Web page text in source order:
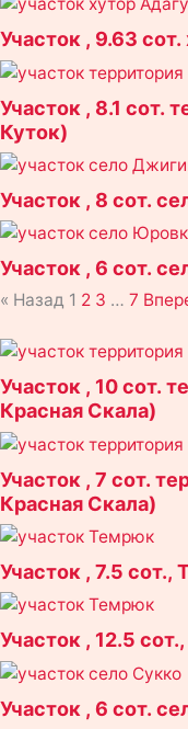
Участок , 9.63
Участок , 8.1 сот.
Куток)
Участок , 8 сот.
Участок , 6 сот.
« Назад 1 2 3 … 7
Участок , 10 сот.
Красная Скала)
Участок , 7 сот.
Красная Скала)
Участок , 7.5 сот.,
Участок , 12.5
Участок , 6 сот.
Страница
Страница
Страница